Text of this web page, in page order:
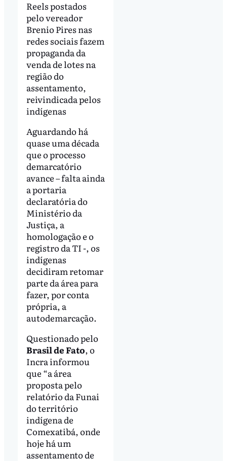
Reels postados
pelo vereador
Brenio Pires nas
redes sociais fazem
propaganda da
venda de lotes na
região do
assentamento,
reivindicada pelos
indígenas
Aguardando há
quase uma década
que o processo
demarcatório
avance – falta ainda
a portaria
declaratória do
Ministério da
Justiça, a
homologação e o
registro da TI -, os
indígenas
decidiram retomar
parte da área para
fazer, por conta
própria, a
autodemarcação.
Questionado pelo
Brasil de Fato, o
Incra informou
que “a área
proposta pelo
relatório da Funai
do território
indígena de
Comexatibá, onde
hoje há um
assentamento de